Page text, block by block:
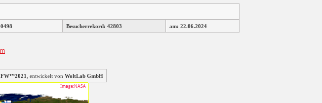
Besucherrekord: 42803 am: 22.06.2024
, entwickelt von WoltLab GmbH